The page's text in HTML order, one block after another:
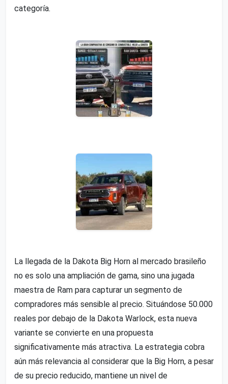
categoría.
La llegada de la Dakota Big Horn al mercado brasileño
no es solo una ampliación de gama, sino una jugada
maestra de Ram para capturar un segmento de
compradores más sensible al precio. Situándose 50.000
reales por debajo de la Dakota Warlock, esta nueva
variante se convierte en una propuesta
significativamente más atractiva. La estrategia cobra
aún más relevancia al considerar que la Big Horn, a pesar
de su precio reducido, mantiene un nivel de